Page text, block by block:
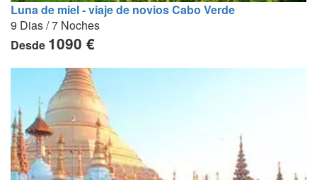
Luna de miel - viaje de novios Cabo Verde
9 Dias / 7 Noches
Desde 1090 €